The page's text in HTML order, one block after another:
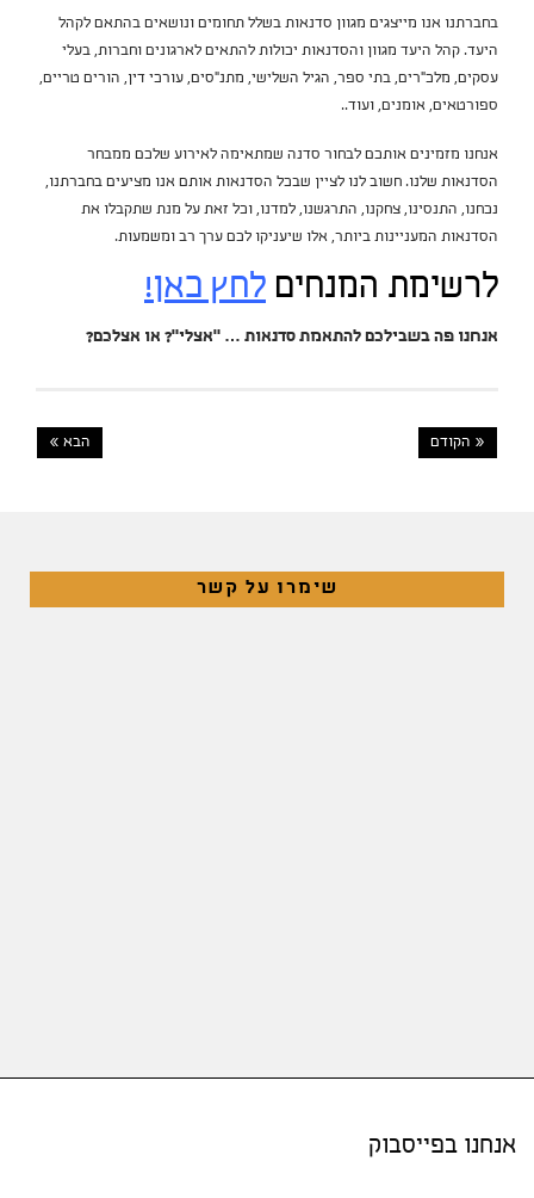
בחברתנו אנו מייצגים מגוון סדנאות בשלל תחומים ונושאים בהתאם לקהל
היעד. קהל היעד מגוון והסדנאות יכולות להתאים לארגונים וחברות, בעלי
עסקים, מלכ"רים, בתי ספר, הגיל השלישי, מתנ"סים, עורכי דין, הורים טריים,
ספורטאים, אומנים, ועוד..
אנחנו מזמינים אותכם לבחור סדנה שמתאימה לאירוע שלכם ממבחר
הסדנאות שלנו. חשוב לנו לציין שבכל הסדנאות אותם אנו מציעים בחברתנו,
נכחנו, התנסינו, צחקנו, התרגשנו, למדנו, וכל זאת על מנת שתקבלו את
הסדנאות המעניינות ביותר, אלו שיעניקו לכם ערך רב ומשמעות.
לרשימת המנחים לחץ כאן!
אנחנו פה בשבילכם להתאמת סדנאות … "אצלי"? או אצלכם?
« הקודם הבא »
שימרו על קשר
אנחנו בפייסבוק